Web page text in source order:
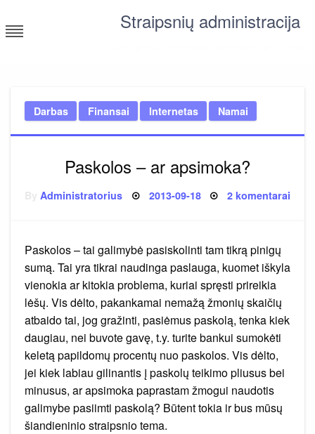
to
content
Straipsnių administracija
Darbas Finansai Internetas Namai
Paskolos – ar apsimoka?
ByAdministratorius Posted
2013-09-18 2 komentaraiįraše
Paskolos – tai galimybė pasiskolinti tam tikrą pinigų
sumą. Tai yra tikrai naudinga paslauga, kuomet iškyla
vienokia ar kitokia problema, kuriai spręsti prireikia
lėšų. Vis dėlto, pakankamai nemažą žmonių skaičių
atbaido tai, jog gražinti, pasiėmus paskolą, tenka kiek
daugiau, nei buvote gavę, t.y. turite bankui sumokėti
keletą papildomų procentų nuo paskolos. Vis dėlto,
jei kiek labiau gilinantis į paskolų teikimo pliusus bei
minusus, ar apsimoka paprastam žmogui naudotis
galimybe pasiimti paskolą? Būtent tokia ir bus mūsų
šiandieninio straipsnio tema.